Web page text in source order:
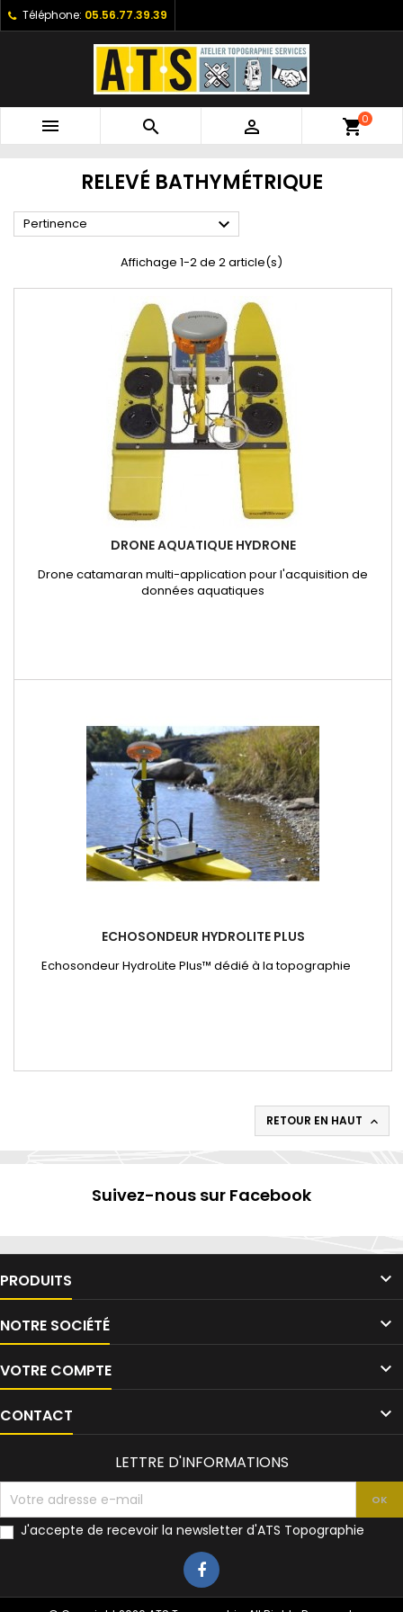
Téléphone: 05.56.77.39.39
   shopping_cart0
RELEVÉ BATHYMÉTRIQUE
Pertinence 
Affichage 1-2 de 2 article(s)
DRONE AQUATIQUE HYDRONE
Drone catamaran multi-application pour l'acquisition de
données aquatiques
ECHOSONDEUR HYDROLITE PLUS
Echosondeur HydroLite Plus™ dédié à la topographie
RETOUR EN HAUT 
Suivez-nous sur Facebook
PRODUITS 
NOTRE SOCIÉTÉ 
VOTRE COMPTE 
CONTACT 
LETTRE D'INFORMATIONS
J'accepte de recevoir la newsletter d'ATS Topographie